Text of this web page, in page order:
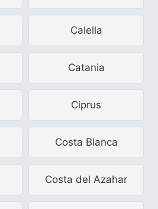
Calella
Catania
Ciprus
Costa Blanca
Costa del Azahar